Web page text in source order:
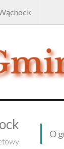
O